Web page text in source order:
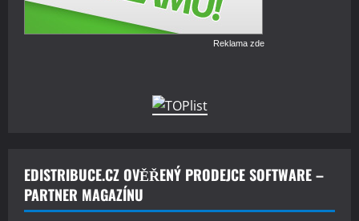
Reklama zde
EDISTRIBUCE.CZ OVĚŘENÝ PRODEJCE SOFTWARE –
PARTNER MAGAZÍNU